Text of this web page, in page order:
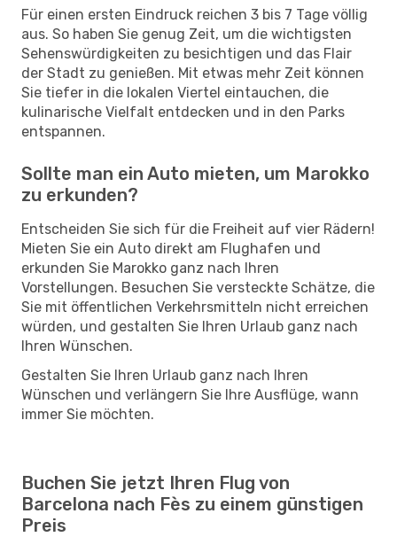
Für einen ersten Eindruck reichen 3 bis 7 Tage völlig
aus. So haben Sie genug Zeit, um die wichtigsten
Sehenswürdigkeiten zu besichtigen und das Flair
der Stadt zu genießen. Mit etwas mehr Zeit können
Sie tiefer in die lokalen Viertel eintauchen, die
kulinarische Vielfalt entdecken und in den Parks
entspannen.
Sollte man ein Auto mieten, um Marokko
zu erkunden?
Entscheiden Sie sich für die Freiheit auf vier Rädern!
Mieten Sie ein Auto direkt am Flughafen und
erkunden Sie Marokko ganz nach Ihren
Vorstellungen. Besuchen Sie versteckte Schätze, die
Sie mit öffentlichen Verkehrsmitteln nicht erreichen
würden, und gestalten Sie Ihren Urlaub ganz nach
Ihren Wünschen.
Gestalten Sie Ihren Urlaub ganz nach Ihren
Wünschen und verlängern Sie Ihre Ausflüge, wann
immer Sie möchten.
Buchen Sie jetzt Ihren Flug von
Barcelona nach Fès zu einem günstigen
Preis